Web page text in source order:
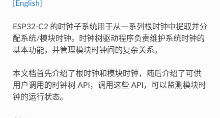
[English]
ESP32-C2 的时钟子系统用于从一系列根时钟中提取并分
配系统/模块时钟。时钟树驱动程序负责维护系统时钟的
基本功能，并管理模块时钟间的复杂关系。
本文档首先介绍了根时钟和模块时钟，随后介绍了可供
用户调用的时钟树 API，调用这些 API，可以监测模块时
钟的运行状态。